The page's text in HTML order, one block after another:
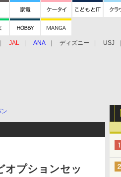
JAL ANA ディズニー USJ
ン
オプションセッ